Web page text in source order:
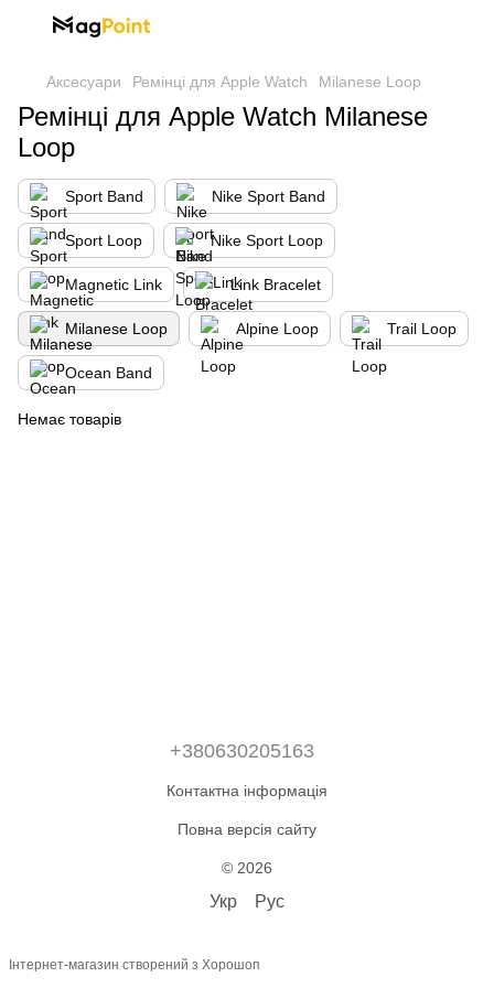
Аксесуари Ремінці для Apple Watch Milanese Loop
Ремінці для Apple Watch Milanese
Loop
Sport Band Nike Sport Band
Sport Loop Nike Sport Loop
Magnetic Link Link Bracelet
Milanese Loop Alpine Loop Trail Loop
Ocean Band
Немає товарів
+380630205163
Контактна інформація
Повна версія сайту
© 2026
Укр Рус
Інтернет-магазин створений з Хорошоп